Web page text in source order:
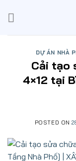
DỰ ÁN NHÀ
Cải tạo
4×12 tại
POSTED ON